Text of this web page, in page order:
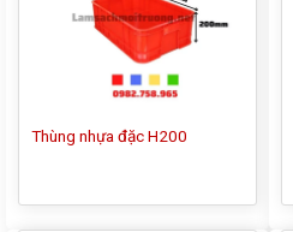
Thùng nhựa đặc H200